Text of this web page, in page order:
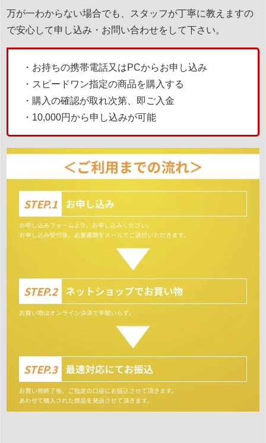
万が一わからない場合でも、スタッフが丁寧に教えますの
で安心して申し込み・お問い合わせをして下さい。
・お持ちの携帯電話又はPCからお申し込み
・スピードワン指定の商品を購入する
・購入の確認が取れ次第、即ご入金
・10,000円から申し込みが可能